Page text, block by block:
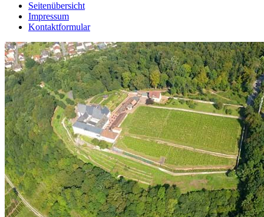
Seitenübersicht
Impressum
Kontaktformular